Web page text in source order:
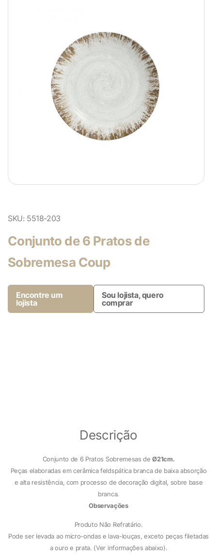
SKU: 5518-203
Conjunto de 6 Pratos de
Sobremesa Coup
Encontre um
lojista
Sou lojista, quero
comprar
Descrição
Conjunto de 6 Pratos Sobremesas deØ21cm.
Peças elaboradas em cerâmica feldspática branca de baixa absorção
e alta resistência, com processo de decoração digital, sobre base
branca.
Observações
Produto Não Refratário.
Pode ser levada ao micro-ondas e lava-louças, exceto peças filetadas
a ouro e prata. (Ver informações abaixo).